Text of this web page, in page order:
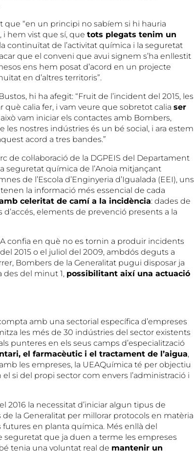
que “en un principi no sabíem si hi hauria
i hem vist que sí, que tots plegats tenim un
continuïtat de l’activitat química i la seguretat
que el conveni que avui signem s’ha enllestit
ens hem posat d’acord en un projecte
en d’altres territoris”.
hi ha afegit: “Fruit de l’incident del 2015, les
calia fer, i vam veure que sobretot calia ser
això vam iniciar els contactes amb Bombers,
nostres indústries és un bé social, i ara estem
acord a tres bandes.”
de col·laboració de la DGPEIS del Departament
seguretat química de l’Anoia mitjançant
de l’Escola d’Enginyeria d’Igualada (EEI), uns
la informació més essencial de cada
celeritat de camí a la incidència: dades de
elements de prevenció presents a la
confia en què no es tornin a produir incidents
2015 o el juliol del 2009, ambdós deguts a
Bombers de la Generalitat pugui disposar ja
des del minut 1, possibilitant així una actuació
amb una sectorial específica d’empreses
les més de 30 indústries del sector existents
punteres en els seus camps d’especialització
el farmacèutic i el tractament de l’aigua,
les empreses, la UEAQuímica té per objectiu
si del propi sector com envers l’administració i
2016 la necessitat d’iniciar algun tipus de
la Generalitat per millorar protocols en matèria
en planta química. Més enllà del
que ja duen a terme les empreses
tenia una voluntat real de mantenir un